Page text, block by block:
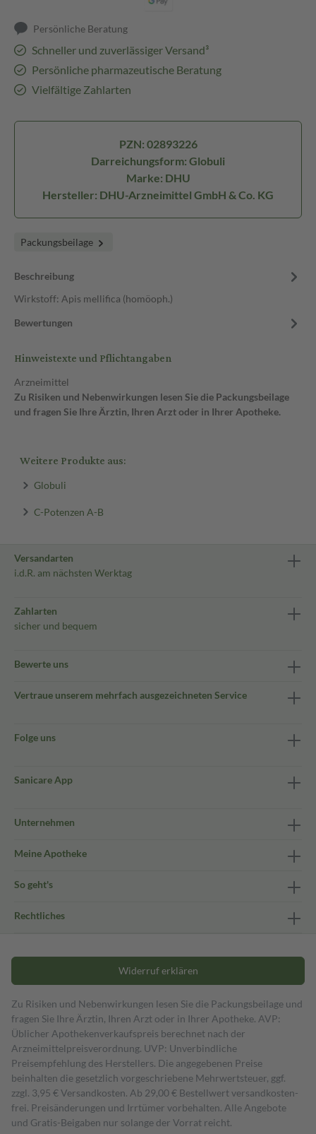
Persönliche Beratung
Schneller und zuverlässiger Versand³
Persönliche pharmazeutische Beratung
Vielfältige Zahlarten
PZN: 02893226
Darreichungsform: Globuli
Marke: DHU
Hersteller: DHU-Arzneimittel GmbH & Co. KG
Packungsbeilage
Beschreibung
Wirkstoff: Apis mellifica (homöoph.)
Bewertungen
Hinweistexte und Pflichtangaben
Arzneimittel
Zu Risiken und Nebenwirkungen lesen Sie die Packungsbeilage
und fragen Sie Ihre Ärztin, Ihren Arzt oder in Ihrer Apotheke.
Weitere Produkte aus:
Globuli
C-Potenzen A-B
Versandarten
i.d.R. am nächsten Werktag
Zahlarten
sicher und bequem
Bewerte uns
Vertraue unserem mehrfach ausgezeichneten Service
Folge uns
Sanicare App
Unternehmen
Meine Apotheke
So geht's
Rechtliches
Widerruf erklären
Zu Risiken und Nebenwirkungen lesen Sie die Packungsbeilage und
fragen Sie Ihre Ärztin, Ihren Arzt oder in Ihrer Apotheke. AVP:
Üblicher Apothekenverkaufspreis berechnet nach der
Arzneimittelpreisverordnung. UVP: Unverbindliche
Preisempfehlung des Herstellers. Die angegebenen Preise
beinhalten die gesetzlich vorgeschriebene Mehrwertsteuer, ggf.
zzgl. 3,95 € Versandkosten. Ab 29,00 € Bestell­wert versand­kosten­
frei. Preisänderungen und Irrtümer vorbehalten. Alle Angebote
und Gratis-Beigaben nur solange der Vorrat reicht.